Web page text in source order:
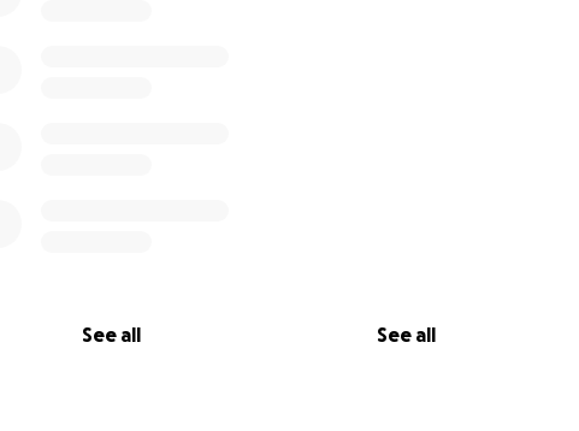
See all See all